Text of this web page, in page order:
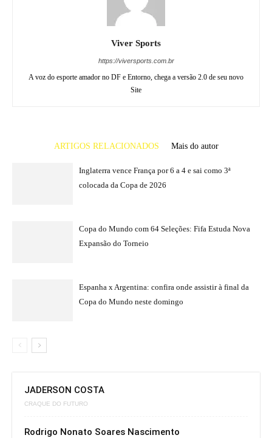
Viver Sports
https://viversports.com.br
A voz do esporte amador no DF e Entorno, chega a versão 2.0 de seu novo
Site
ARTIGOS RELACIONADOS Mais do autor
Inglaterra vence França por 6 a 4 e sai como 3ª
colocada da Copa de 2026
Copa do Mundo com 64 Seleções: Fifa Estuda Nova
Expansão do Torneio
Espanha x Argentina: confira onde assistir à final da
Copa do Mundo neste domingo
JADERSON COSTA
CRAQUE DO FUTURO
Rodrigo Nonato Soares Nascimento